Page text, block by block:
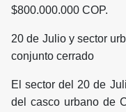
$800.000.000 COP.
20 de Julio y sector
conjunto cerrado
El sector del 20 de
del casco urbano de